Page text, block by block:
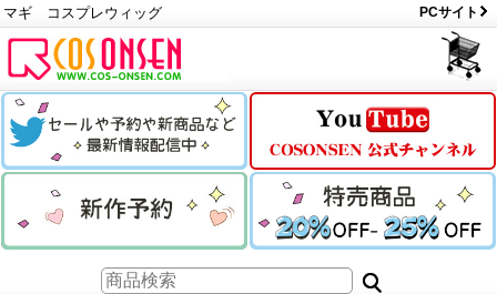
マギ コスプレウィッグ PCサイト